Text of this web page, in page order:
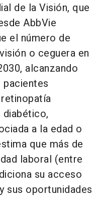
de la Visión, que
AbbVie
el número de
o ceguera en
alcanzando
diabético,
a la edad o
que más de
laboral (entre
su acceso
sus oportunidades